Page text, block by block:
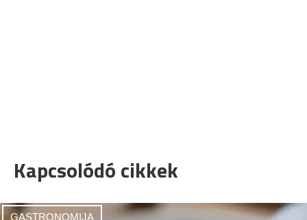
Kapcsolódó cikkek
GASTRONOMIJA